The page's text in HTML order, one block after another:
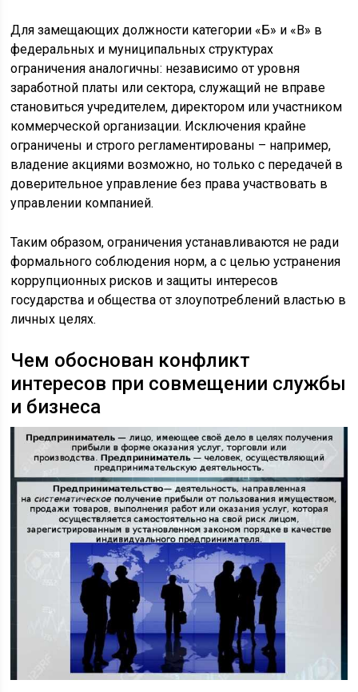
Для замещающих должности категории «Б» и «В» в
федеральных и муниципальных структурах
ограничения аналогичны: независимо от уровня
заработной платы или сектора, служащий не вправе
становиться учредителем, директором или участником
коммерческой организации. Исключения крайне
ограничены и строго регламентированы – например,
владение акциями возможно, но только с передачей в
доверительное управление без права участвовать в
управлении компанией.
Таким образом, ограничения устанавливаются не ради
формального соблюдения норм, а с целью устранения
коррупционных рисков и защиты интересов
государства и общества от злоупотреблений властью в
личных целях.
Чем обоснован конфликт
интересов при совмещении службы
и бизнеса